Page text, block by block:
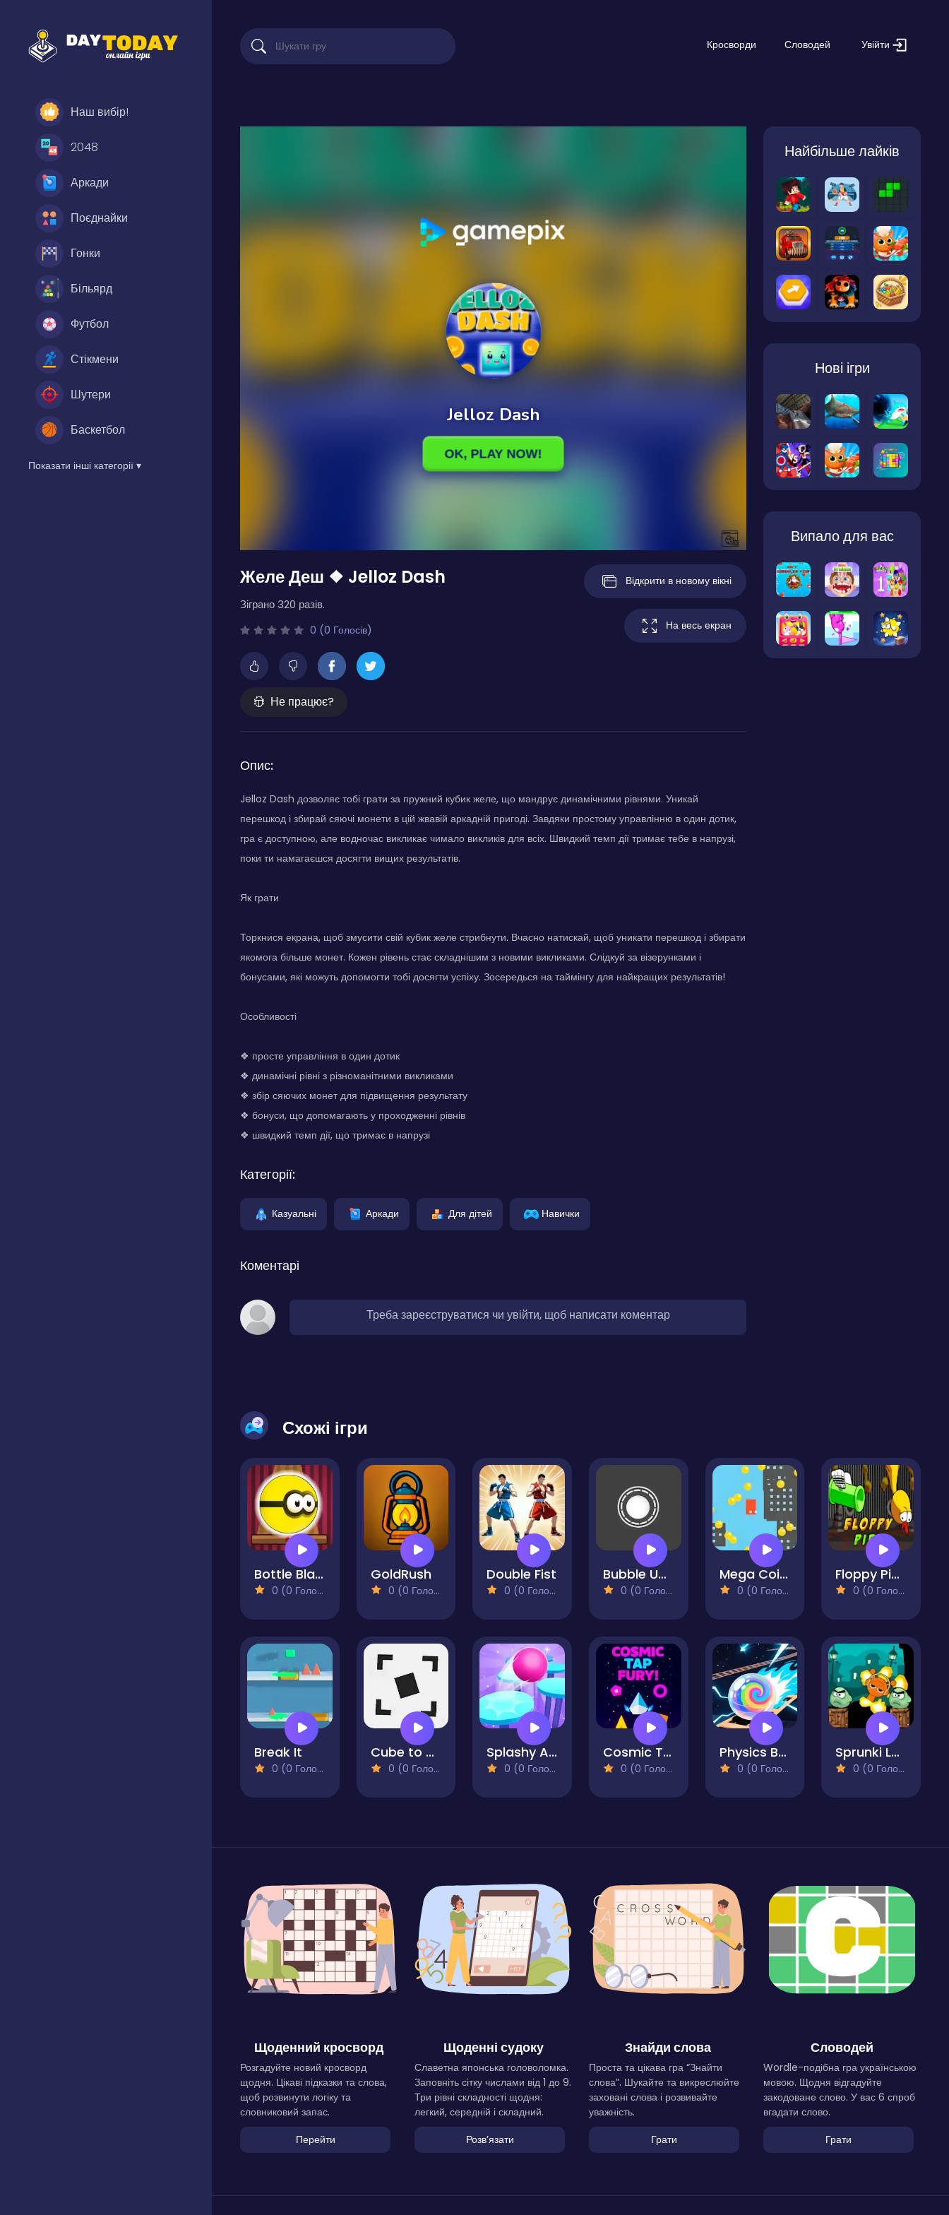
Наш вибір!
2048
Аркади
Поєднайки
Гонки
Більярд
Футбол
Стікмени
Шутери
Баскетбол
Показати інші категорії ▾
Кросворди Словодей Увійти
Желе Деш ❖ Jelloz Dash
Зіграно 320 разів.
0 (0 Голосів)
Не працює?
Відкрити в новому вікні
На весь екран
Опис:
Jelloz Dash дозволяє тобі грати за пружний кубик желе, що мандрує динамічними рівнями. Уникай
перешкод і збирай сяючі монети в цій жвавій аркадній пригоді. Завдяки простому управлінню в один дотик,
гра є доступною, але водночас викликає чимало викликів для всіх. Швидкий темп дії тримає тебе в напрузі,
поки ти намагаєшся досягти вищих результатів.
Як грати
Торкнися екрана, щоб змусити свій кубик желе стрибнути. Вчасно натискай, щоб уникати перешкод і збирати
якомога більше монет. Кожен рівень стає складнішим з новими викликами. Слідкуй за візерунками і
бонусами, які можуть допомогти тобі досягти успіху. Зосередься на таймінгу для найкращих результатів!
Особливості
❖ просте управління в один дотик
❖ динамічні рівні з різноманітними викликами
❖ збір сяючих монет для підвищення результату
❖ бонуси, що допомагають у проходженні рівнів
❖ швидкий темп дії, що тримає в напрузі
Категорії:
Казуальні Аркади Для дітей Навички
Коментарі
Треба зареєструватися чи увійти, щоб написати коментар
Найбільше лайків
Нові ігри
Випало для вас
Схожі ігри
Bottle Blaster Game
0 (0 Голосів)
GoldRush
0 (0 Голосів)
Double Fist
0 (0 Голосів)
Bubble Up Arcade
0 (0 Голосів)
Mega Coin Mayhem Collect Coins Game
0 (0 Голосів)
Floppy Pipe
0 (0 Голосів)
Break It
0 (0 Голосів)
Cube to Cube
0 (0 Голосів)
Splashy Arcade
0 (0 Голосів)
Cosmic Tap Fury
0 (0 Голосів)
Physics Ball
0 (0 Голосів)
Sprunki Launch
0 (0 Голосів)
Щоденний кросворд
Розгадуйте новий кросворд
щодня. Цікаві підказки та слова,
щоб розвинути логіку та
словниковий запас.
Перейти
Щоденні судоку
Славетна японська головоломка.
Заповніть сітку числами від 1 до 9.
Три рівні складності щодня:
легкий, середній і складний.
Розвʼязати
Знайди слова
Проста та цікава гра “Знайти
слова”. Шукайте та викреслюйте
заховані слова і розвивайте
уважність.
Грати
Словодей
Wordle-подібна гра українською
мовою. Щодня відгадуйте
закодоване слово. У вас 6 спроб
вгадати слово.
Грати